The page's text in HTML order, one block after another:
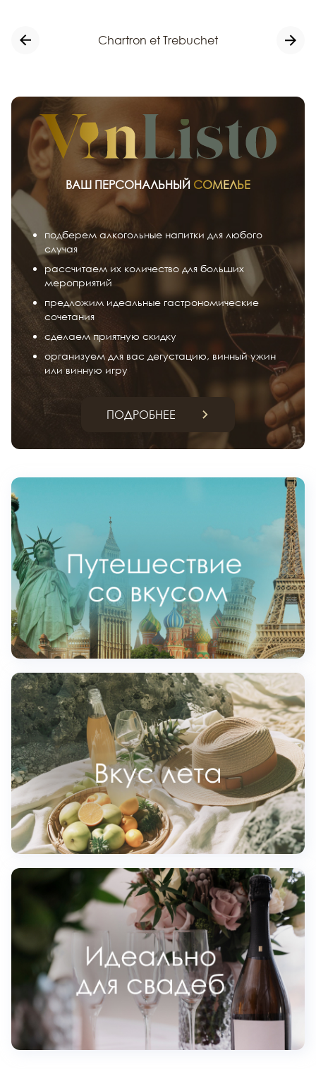
Chartron et Trebuchet
ВАШ ПЕРСОНАЛЬНЫЙ СОМЕЛЬЕ
подберем алкогольные напитки для любого
случая
рассчитаем их количество для больших
мероприятий
предложим идеальные гастрономические
сочетания
сделаем приятную скидку
организуем для вас дегустацию, винный ужин
или винную игру
ПОДРОБНЕЕ